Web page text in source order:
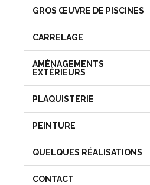
GROS ŒUVRE DE PISCINES
CARRELAGE
AMÉNAGEMENTS
EXTÉRIEURS
PLAQUISTERIE
PEINTURE
QUELQUES RÉALISATIONS
CONTACT